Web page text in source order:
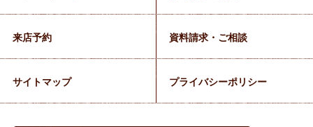
来店予約 資料請求・ご相談
サイトマップ プライバシーポリシー